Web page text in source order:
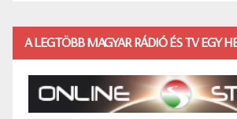
A LEGTÖBB MAGYAR RÁDIÓ ÉS TV EGY